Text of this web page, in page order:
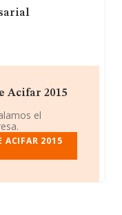
Acifar 2015
el
ACIFAR 2015